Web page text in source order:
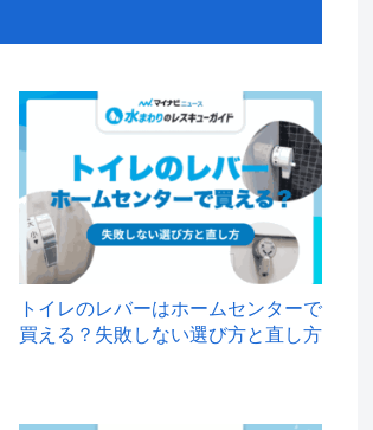
トイレのレバーはホームセンターで
買える？失敗しない選び方と直し方